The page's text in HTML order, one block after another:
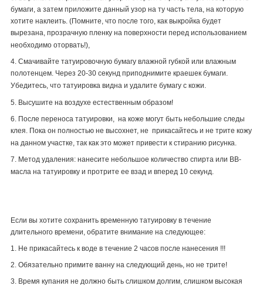
бумаги, а затем приложите данный узор на ту часть тела, на которую
хотите наклеить. (Помните, что после того, как выкройка будет
вырезана, прозрачную пленку на поверхности перед использованием
необходимо оторвать!),
4. Смачивайте татуировочную бумагу влажной губкой или влажным
полотенцем. Через 20-30 секунд приподнимите краешек бумаги.
Убедитесь, что татуировка видна и удалите бумагу с кожи.
5. Высушите на воздухе естественным образом!
6. После переноса татуировки, на коже могут быть небольшие следы
клея. Пока он полностью не высохнет, не прикасайтесь и не трите кожу
на данном участке, так как это может привести к стиранию рисунка.
7. Метод удаления: нанесите небольшое количество спирта или BB-
масла на татуировку и протрите ее взад и вперед 10 секунд.
Если вы хотите сохранить временную татуировку в течение
длительного времени, обратите внимание на следующее:
1. Не прикасайтесь к воде в течение 2 часов после нанесения !!!
2. Обязательно примите ванну на следующий день, но не трите!
3. Время купания не должно быть слишком долгим, слишком высокая